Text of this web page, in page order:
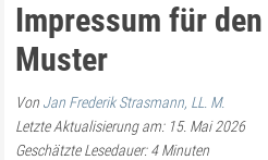
Impressum für
Muster
Von Jan Frederik Strasmann, LL. M.
Letzte Aktualisierung am: 15. Mai 2026
Geschätzte Lesedauer: 4 Minuten